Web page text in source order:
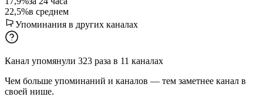
22,5%в среднем
Упоминания в других каналах
Канал упомянули 323 раза в 11 каналах
Чем больше упоминаний и каналов — тем заметнее канал в
своей нише.